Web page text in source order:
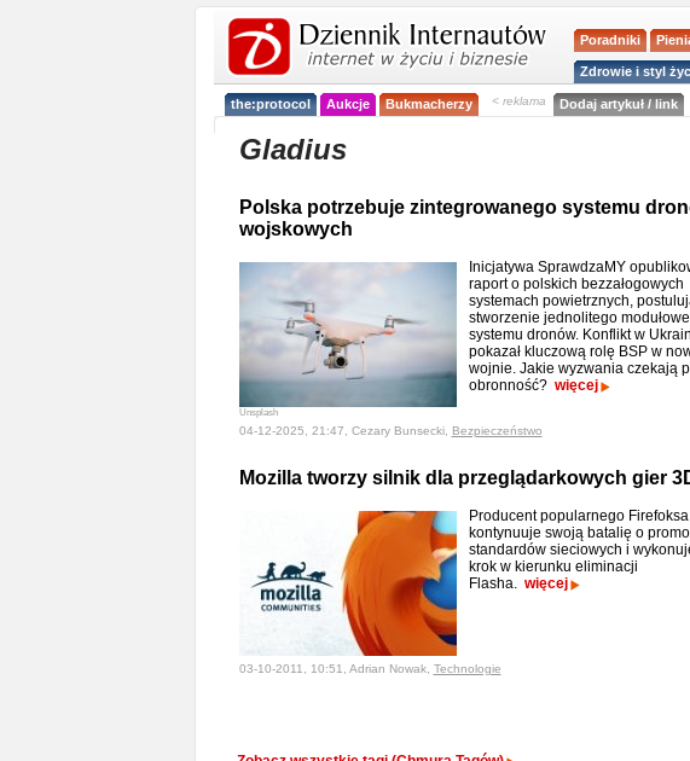
Poradniki
Zdrowie i styl
the:protocol Aukcje Bukmacherzy < reklama Dodaj artykuł / link
Gladius
Polska potrzebuje zintegrowanego systemu
wojskowych
Unsplash
Inicjatywa SprawdzaMY
raport o polskich bezzałogowych
systemach powietrznych,
stworzenie jednolitego
systemu dronów. Konflikt w
pokazał kluczową rolę BSP w
wojnie. Jakie wyzwania czekają
obronność? więcej
04-12-2025, 21:47, Cezary Bunsecki, Bezpieczeństwo
Mozilla tworzy silnik dla przeglądarkowych gier
Producent popularnego Firefoksa
kontynuuje swoją batalię o
standardów sieciowych i
krok w kierunku eliminacji
Flasha. więcej
03-10-2011, 10:51, Adrian Nowak, Technologie